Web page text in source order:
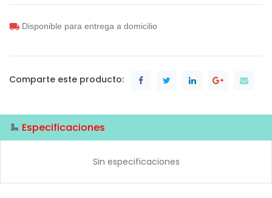
Disponible para entrega a domicilio
Comparte este producto:
Especificaciones
Sin especificaciones